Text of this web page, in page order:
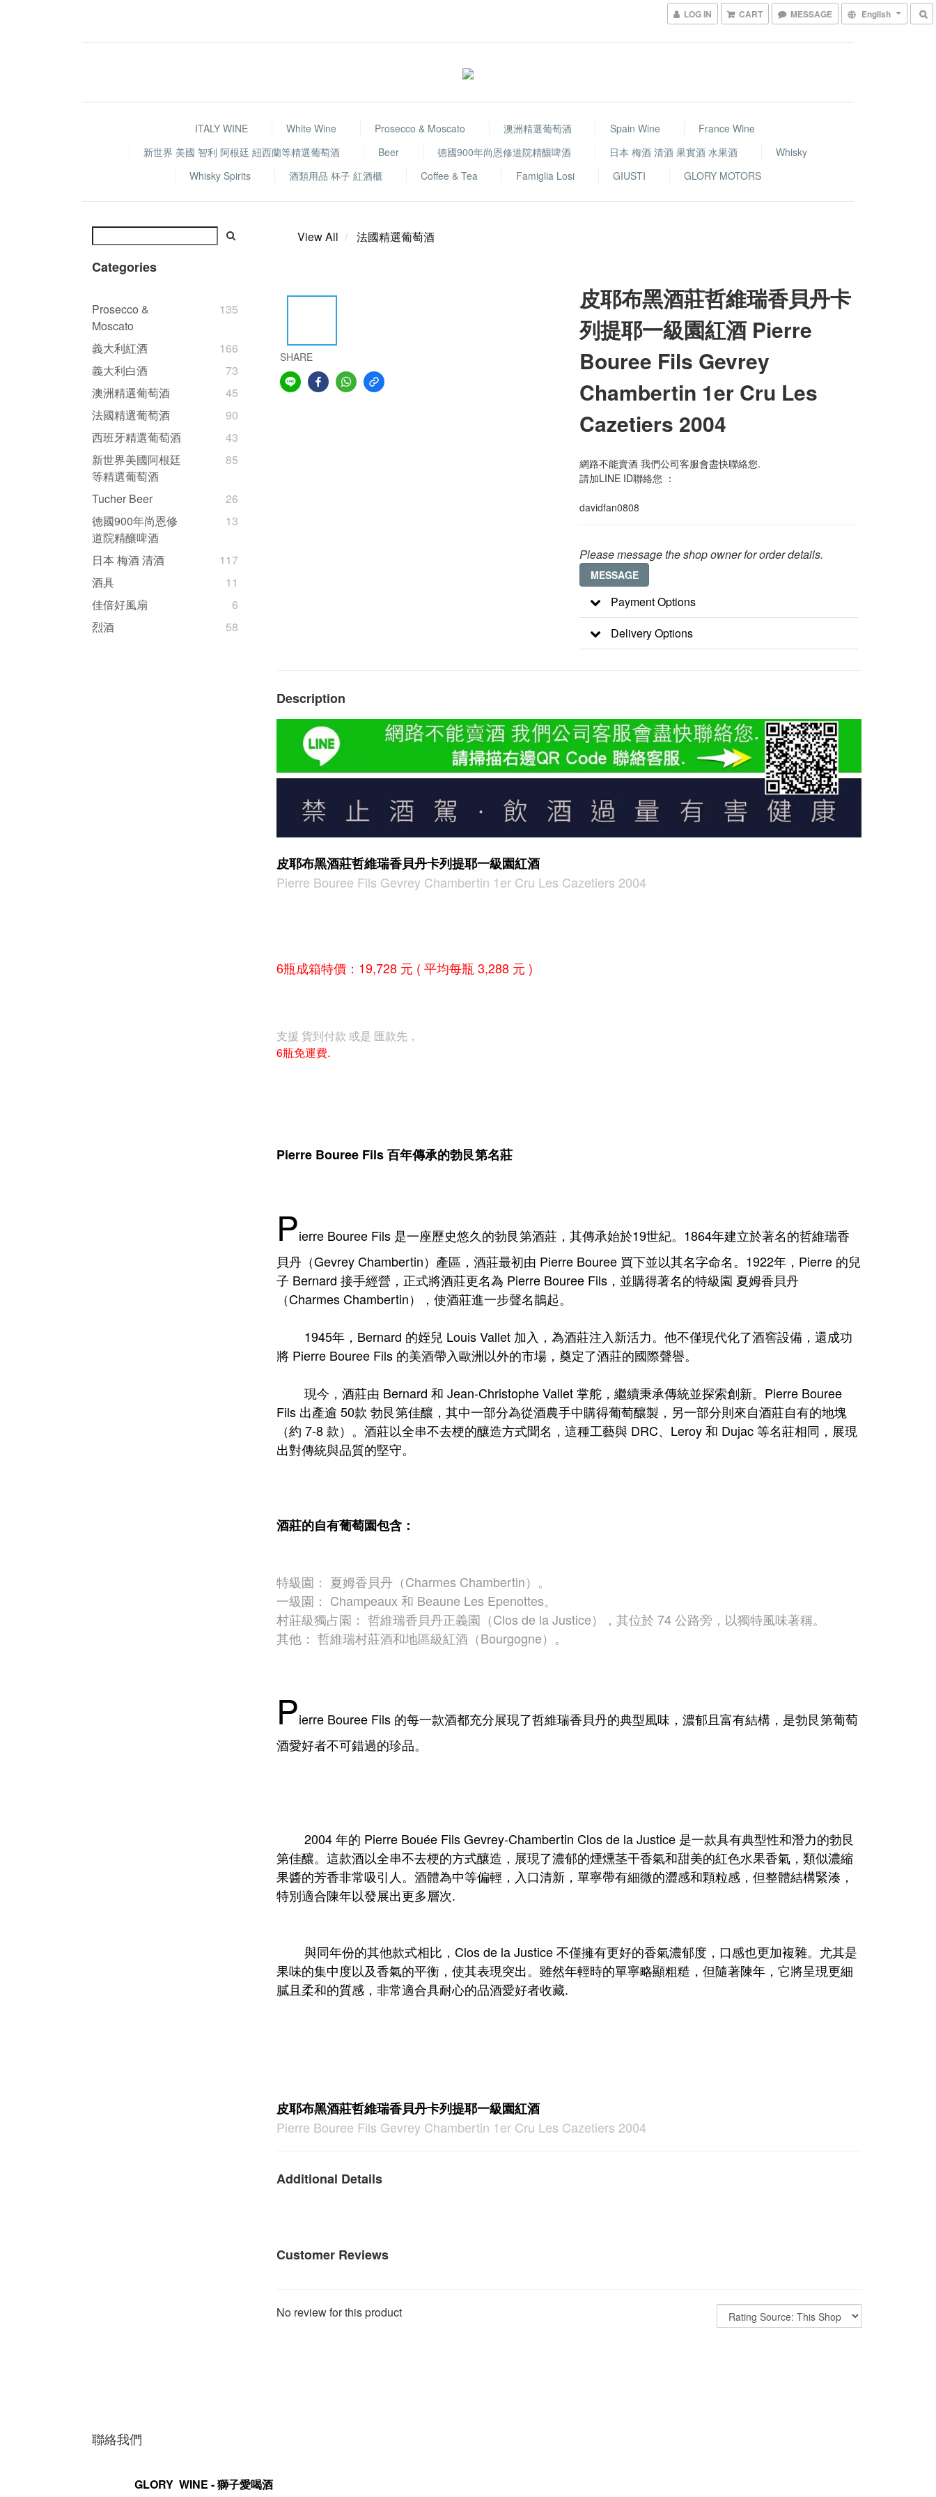
LOG IN CART MESSAGE English
ITALY WINE White Wine Prosecco & Moscato 澳洲精選葡萄酒 Spain Wine
France Wine
新世界 美國 智利 阿根廷 紐西蘭等精選葡萄酒
Beer 德國900年尚恩修道院精釀啤酒 日本 梅酒 清酒 果實酒 水果酒
Whisky
Whisky Spirits
酒類用品 杯子 紅酒櫃 Coffee & Tea Famiglia Losi GIUSTI GLORY MOTORS
Categories
Prosecco &
Moscato
135
義大利紅酒
166
義大利白酒
73
澳洲精選葡萄酒
45
法國精選葡萄酒
90
西班牙精選葡萄酒
43
新世界美國阿根廷
等精選葡萄酒
85
Tucher Beer
26
德國900年尚恩修
道院精釀啤酒
13
日本 梅酒 清酒
117
酒具
11
佳倍好風扇
6
烈酒
58
View All 法國精選葡萄酒
SHARE
皮耶布黑酒莊哲維瑞香貝丹卡
列提耶一級園紅酒 Pierre
Bouree Fils Gevrey
Chambertin 1er Cru Les
Cazetiers 2004
網路不能賣酒 我們公司客服會盡快聯絡您.
請加LINE ID聯絡您 ：
davidfan0808
Please message the shop owner for order details.
MESSAGE
Payment Options
Delivery Options
Description
皮耶布黑酒莊哲維瑞香貝丹卡列提耶一級園紅酒
Pierre Bouree Fils Gevrey Chambertin 1er Cru Les Cazetiers 2004
6瓶成箱特價：19,728 元 ( 平均每瓶 3,288 元 )
支援 貨到付款 或是 匯款先，
6瓶免運費.
Pierre Bouree Fils 百年傳承的勃艮第名莊
Pierre Bouree Fils 是一座歷史悠久的勃艮第酒莊，其傳承始於19世紀。1864年建立於著名的哲維瑞香
貝丹（Gevrey Chambertin）產區，酒莊最初由 Pierre Bouree 買下並以其名字命名。1922年，Pierre 的兒
子 Bernard 接手經營，正式將酒莊更名為 Pierre Bouree Fils，並購得著名的特級園 夏姆香貝丹
（Charmes Chambertin），使酒莊進一步聲名鵲起。
1945年，Bernard 的姪兒 Louis Vallet 加入，為酒莊注入新活力。他不僅現代化了酒窖設備，還成功
將 Pierre Bouree Fils 的美酒帶入歐洲以外的市場，奠定了酒莊的國際聲譽。
現今，酒莊由 Bernard 和 Jean-Christophe Vallet 掌舵，繼續秉承傳統並探索創新。Pierre Bouree
Fils 出產逾 50款 勃艮第佳釀，其中一部分為從酒農手中購得葡萄釀製，另一部分則來自酒莊自有的地塊
（約 7-8 款）。酒莊以全串不去梗的釀造方式聞名，這種工藝與 DRC、Leroy 和 Dujac 等名莊相同，展現
出對傳統與品質的堅守。
酒莊的自有葡萄園包含：
特級園： 夏姆香貝丹（Charmes Chambertin）。
一級園： Champeaux 和 Beaune Les Epenottes。
村莊級獨占園： 哲維瑞香貝丹正義園（Clos de la Justice），其位於 74 公路旁，以獨特風味著稱。
其他： 哲維瑞村莊酒和地區級紅酒（Bourgogne）。
Pierre Bouree Fils 的每一款酒都充分展現了哲維瑞香貝丹的典型風味，濃郁且富有結構，是勃艮第葡萄
酒愛好者不可錯過的珍品。
2004 年的 Pierre Bouée Fils Gevrey-Chambertin Clos de la Justice 是一款具有典型性和潛力的勃艮
第佳釀。這款酒以全串不去梗的方式釀造，展現了濃郁的煙燻茎干香氣和甜美的紅色水果香氣，類似濃縮
果醬的芳香非常吸引人。酒體為中等偏輕，入口清新，單寧帶有細微的澀感和顆粒感，但整體結構緊湊，
特別適合陳年以發展出更多層次.
與同年份的其他款式相比，Clos de la Justice 不僅擁有更好的香氣濃郁度，口感也更加複雜。尤其是
果味的集中度以及香氣的平衡，使其表現突出。雖然年輕時的單寧略顯粗糙，但隨著陳年，它將呈現更細
膩且柔和的質感，非常適合具耐心的品酒愛好者收藏.
皮耶布黑酒莊哲維瑞香貝丹卡列提耶一級園紅酒
Pierre Bouree Fils Gevrey Chambertin 1er Cru Les Cazetiers 2004
Additional Details
Customer Reviews
No review for this product
聯絡我們
GLORY WINE - 獅子愛喝酒